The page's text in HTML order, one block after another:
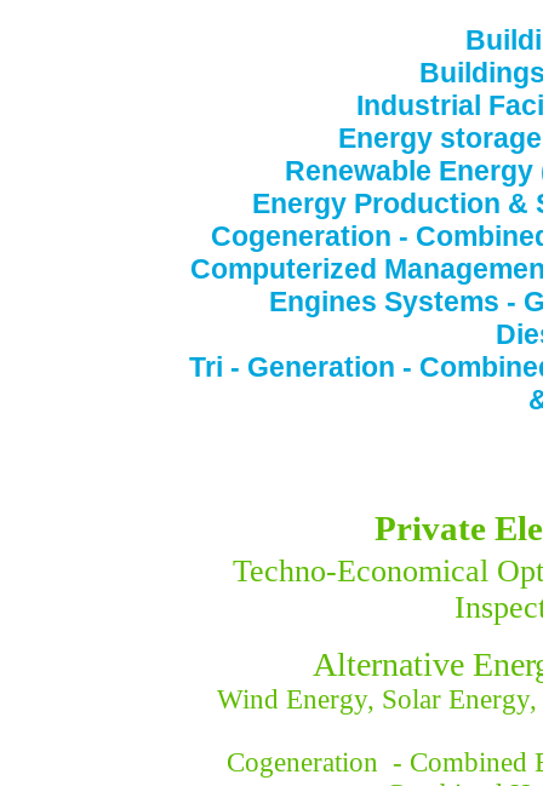
Industrial
Energy
Renewable
Energy Production &
Cogeneration -
Computerized
Engines Systems -
Tri - Generation -
Private
Techno-Economical
Alternative
Wind Energy, Solar
Cogeneration - Combined